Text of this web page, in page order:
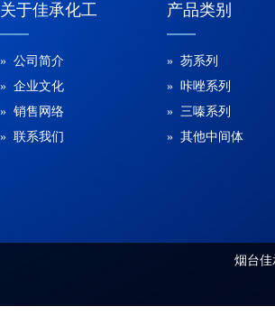
关于佳承化工
» 公司简介
» 企业文化
» 销售网络
» 联系我们
产品类别
» 芴系列
» 咔唑系列
» 三嗪系列
» 其他中间体
烟台佳